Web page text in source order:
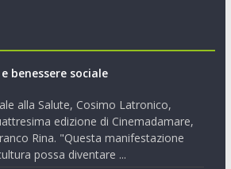
benessere sociale
alla Salute, Cosimo Latronico,
edizione di Cinemadamare,
Rina. "Questa manifestazione
possa diventare ...